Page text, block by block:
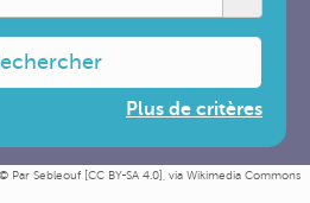
Par Sebleouf [CC BY-SA 4.0], via Wikimedia Commons
Plus de critères